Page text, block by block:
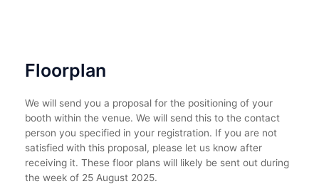
Floorplan
We will send you a proposal for the positioning of your
booth within the venue. We will send this to the contact
person you specified in your registration. If you are not
satisfied with this proposal, please let us know after
receiving it. These floor plans will likely be sent out during
the week of 25 August 2025.